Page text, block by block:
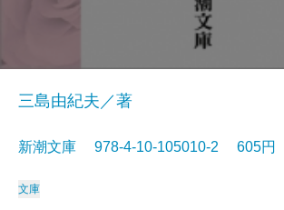
三島由紀夫／著
新潮文庫 978-4-10-105010-2 605円
文庫